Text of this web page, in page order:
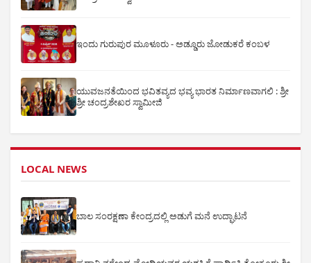
ಇಂದು ಗುರುಪುರ ಮೂಳೂರು - ಅಡ್ಡೂರು ಜೋಡುಕರೆ ಕಂಬಳ
ಯುವಜನತೆಯಿಂದ ಭವಿತವ್ಯದ ಭವ್ಯ ಭಾರತ ನಿರ್ಮಾಣವಾಗಲಿ : ಶ್ರೀ
ಶ್ರೀ ಚಂದ್ರಶೇಖರ ಸ್ವಾಮೀಜಿ
LOCAL NEWS
ಬಾಲ ಸಂರಕ್ಷಣಾ ಕೇಂದ್ರದಲ್ಲಿ ಅಡುಗೆ ಮನೆ ಉದ್ಘಾಟನೆ